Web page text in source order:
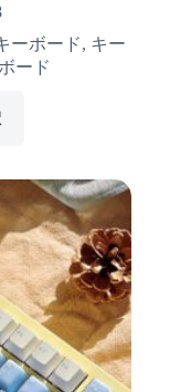
ーボード, キー
ード